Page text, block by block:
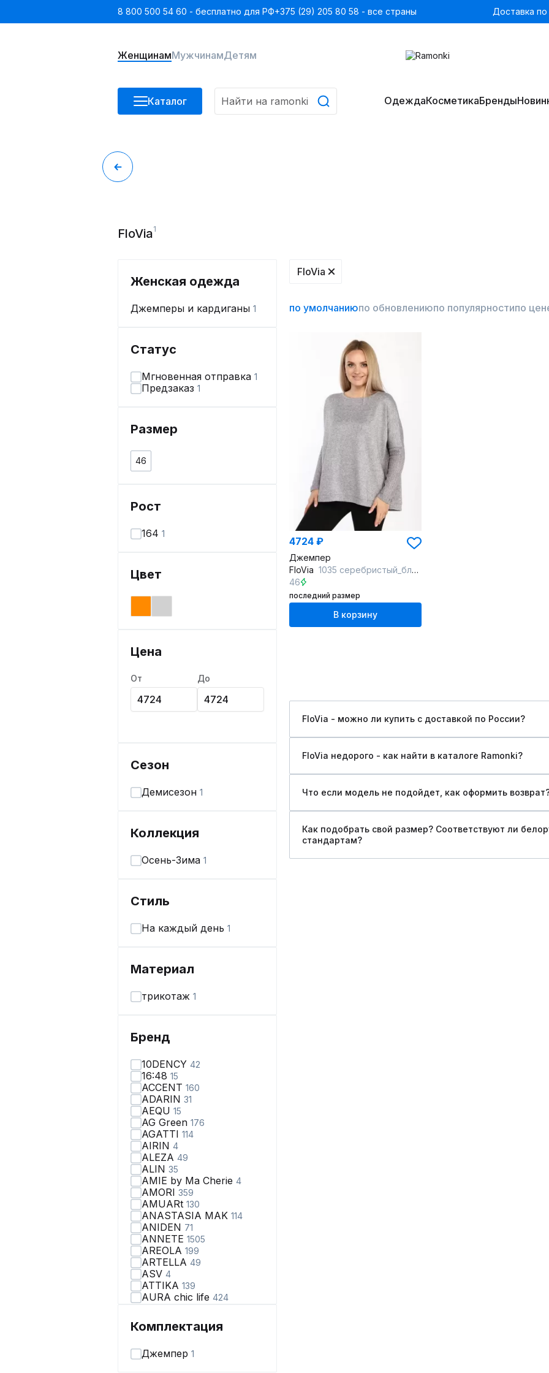
8 800 500 54 60 - бесплатно для РФ+375 (29) 205 80 58 - все страны Доставка
ЖенщинамМужчинамДетям
Каталог ОдеждаКосметикаБренды
FloVia1
Женская одежда
Джемперы и кардиганы 1
Статус
Мгновенная отправка 1
Предзаказ 1
Размер
46
Рост
164 1
Цвет
Цена
От До
Сезон
Демисезон 1
Коллекция
Осень-Зима 1
Стиль
На каждый день 1
Материал
трикотаж 1
Бренд
10DENCY 42
16:48 15
ACCENT 160
ADARIN 31
AEQU 15
AG Green 176
AGATTI 114
AIRIN 4
ALEZA 49
ALIN 35
AMIE by Ma Сherie 4
AMORI 359
AMUARt 130
ANASTASIA MAK 114
ANIDEN 71
ANNETE 1505
AREOLA 199
ARTELLA 49
ASV 4
ATTIKA 139
AURA chic life 424
AVEEVA66
AXXA67
Комплектация
Джемпер 1
FloVia
по умолчаниюпо обновлениюпо популярностипо
4724 ₽
Джемпер
FloVia 1035 серебристый_блеск
46
последний размер
В корзину
FloVia - можно ли купить c доставкой по России?
FloVia недорого - как найти в каталоге Ramonki?
Что если модель не подойдет, как оформить
Как подобрать свой размер? Соответствуют ли
стандартам?